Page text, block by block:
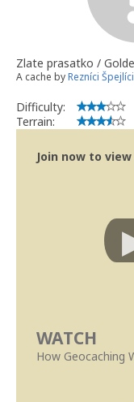
Zlate prasatko /
A cache byRezníci Špejlíci
Difficulty:
Terrain:
Join now to
WATCH
How Geocaching